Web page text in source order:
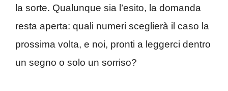
la sorte. Qualunque sia l’esito, la domanda
resta aperta: quali numeri sceglierà il caso la
prossima volta, e noi, pronti a leggerci dentro
un segno o solo un sorriso?